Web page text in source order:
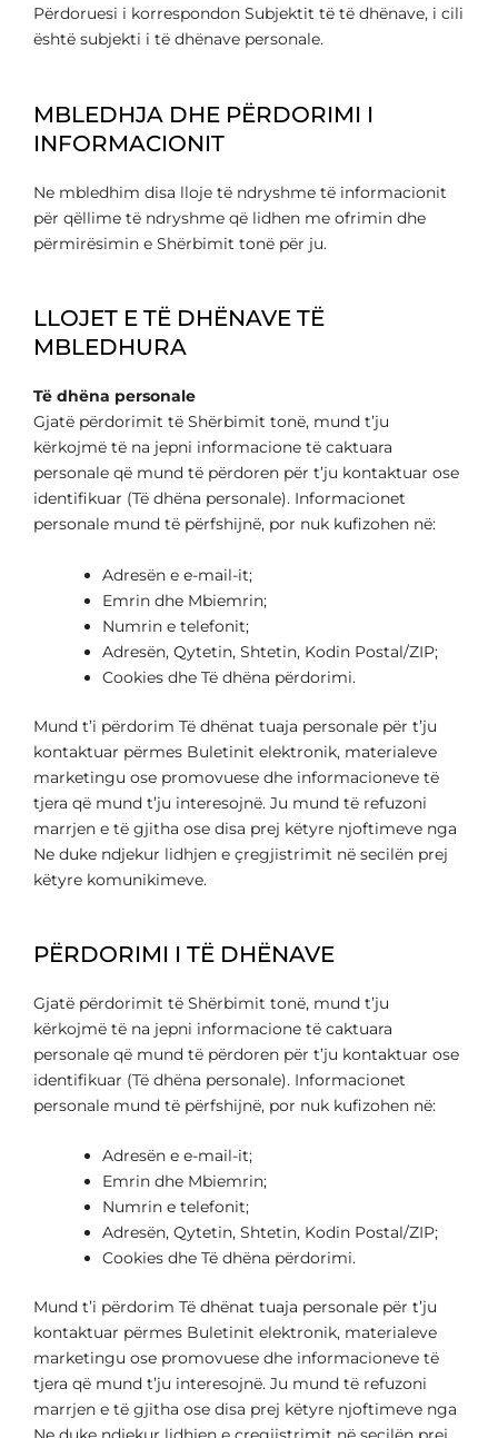
Përdoruesi i korrespondon Subjektit të të dhënave, i cili
është subjekti i të dhënave personale.
MBLEDHJA DHE PËRDORIMI I
INFORMACIONIT
Ne mbledhim disa lloje të ndryshme të informacionit
për qëllime të ndryshme që lidhen me ofrimin dhe
përmirësimin e Shërbimit tonë për ju.
LLOJET E TË DHËNAVE TË
MBLEDHURA
Të dhëna personale
Gjatë përdorimit të Shërbimit tonë, mund t’ju
kërkojmë të na jepni informacione të caktuara
personale që mund të përdoren për t’ju kontaktuar ose
identifikuar (Të dhëna personale). Informacionet
personale mund të përfshijnë, por nuk kufizohen në:
Adresën e e-mail-it;
Emrin dhe Mbiemrin;
Numrin e telefonit;
Adresën, Qytetin, Shtetin, Kodin Postal/ZIP;
Cookies dhe Të dhëna përdorimi.
Mund t’i përdorim Të dhënat tuaja personale për t’ju
kontaktuar përmes Buletinit elektronik, materialeve
marketingu ose promovuese dhe informacioneve të
tjera që mund t’ju interesojnë. Ju mund të refuzoni
marrjen e të gjitha ose disa prej këtyre njoftimeve nga
Ne duke ndjekur lidhjen e çregjistrimit në secilën prej
këtyre komunikimeve.
PËRDORIMI I TË DHËNAVE
Gjatë përdorimit të Shërbimit tonë, mund t’ju
kërkojmë të na jepni informacione të caktuara
personale që mund të përdoren për t’ju kontaktuar ose
identifikuar (Të dhëna personale). Informacionet
personale mund të përfshijnë, por nuk kufizohen në:
Adresën e e-mail-it;
Emrin dhe Mbiemrin;
Numrin e telefonit;
Adresën, Qytetin, Shtetin, Kodin Postal/ZIP;
Cookies dhe Të dhëna përdorimi.
Mund t’i përdorim Të dhënat tuaja personale për t’ju
kontaktuar përmes Buletinit elektronik, materialeve
marketingu ose promovuese dhe informacioneve të
tjera që mund t’ju interesojnë. Ju mund të refuzoni
marrjen e të gjitha ose disa prej këtyre njoftimeve nga